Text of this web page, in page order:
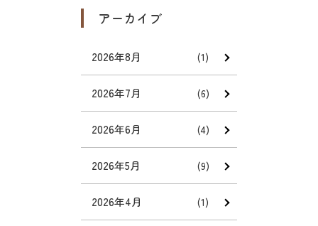
アーカイブ
2026年8月 (1)
2026年7月 (6)
2026年6月 (4)
2026年5月 (9)
2026年4月 (1)